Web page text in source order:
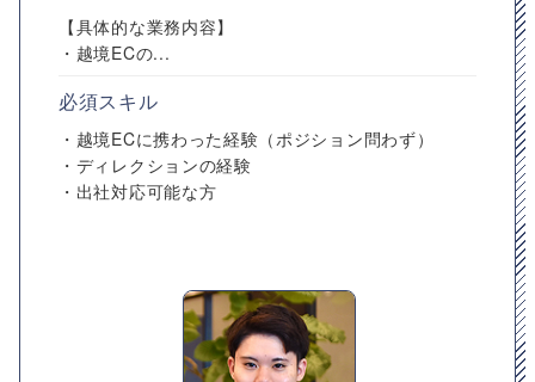
【具体的な業務内容】
・越境ECの...
必須スキル
・越境ECに携わった経験（ポジション問わず）
・ディレクションの経験
・出社対応可能な方